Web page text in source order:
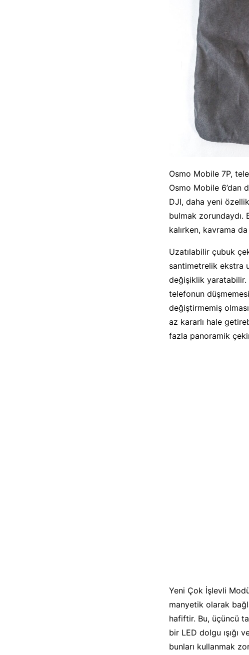
Osmo Mobile 7P,
Osmo Mobile 6’dan
DJI, daha yeni
bulmak zorundaydı.
kalırken, kavrama
Uzatılabilir çubuk
santimetrelik ekstra
değişiklik
telefonun
değiştirmemiş
az kararlı hale
fazla panoramik
Yeni Çok İşlevli
manyetik olarak
hafiftir. Bu, üçüncü
bir LED dolgu ışığı
bunları kullanmak